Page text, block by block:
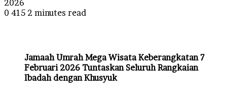
2026
0 415 2 minutes read
Jamaah Umrah Mega Wisata Keberangkatan 7
Februari 2026 Tuntaskan Seluruh Rangkaian
Ibadah dengan Khusyuk